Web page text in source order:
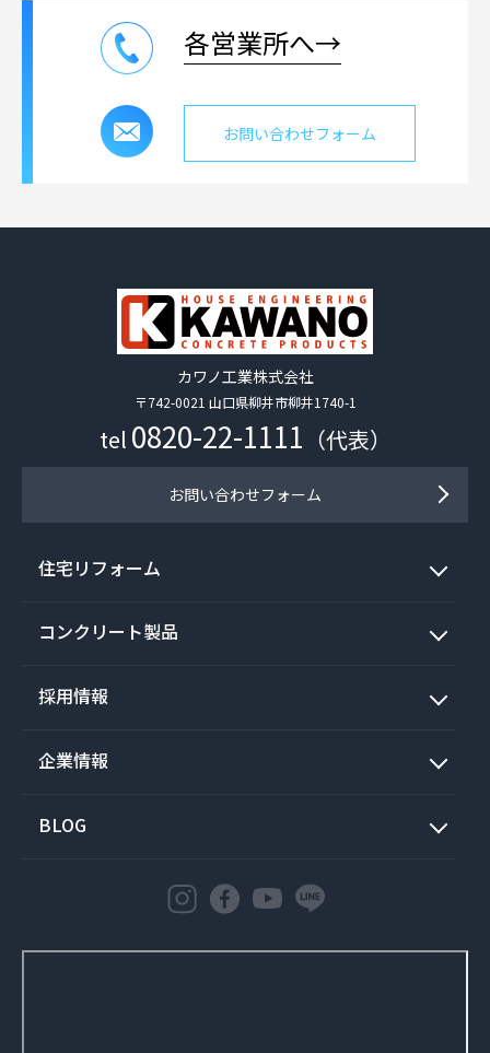
各営業所へ→
お問い合わせフォーム
カワノ工業株式会社
〒742-0021 山口県柳井市柳井1740-1
tel 0820-22-1111 （代表）
お問い合わせフォーム
住宅リフォーム
コンクリート製品
採用情報
企業情報
BLOG